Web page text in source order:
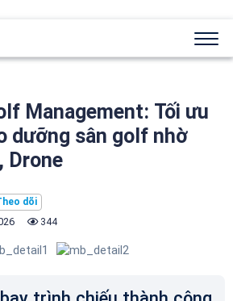
Management: Tối ưu
dưỡng sân golf nhờ
Drone
344